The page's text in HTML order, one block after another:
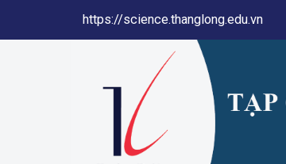
chính
https://science.thanglong.edu.vn